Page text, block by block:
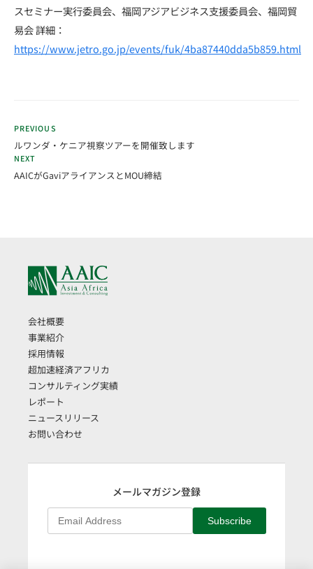
スセミナー実行委員会、福岡アジアビジネス支援委員会、福岡貿
易会 詳細：
https://www.jetro.go.jp/events/fuk/4ba87440dda5b859.html
PREVIOUS
ルワンダ・ケニア視察ツアーを開催致します
NEXT
AAICがGaviアライアンスとMOU締結
会社概要
事業紹介
採用情報
超加速経済アフリカ
コンサルティング実績
レポート
ニュースリリース
お問い合わせ
メールマガジン登録
Subscribe